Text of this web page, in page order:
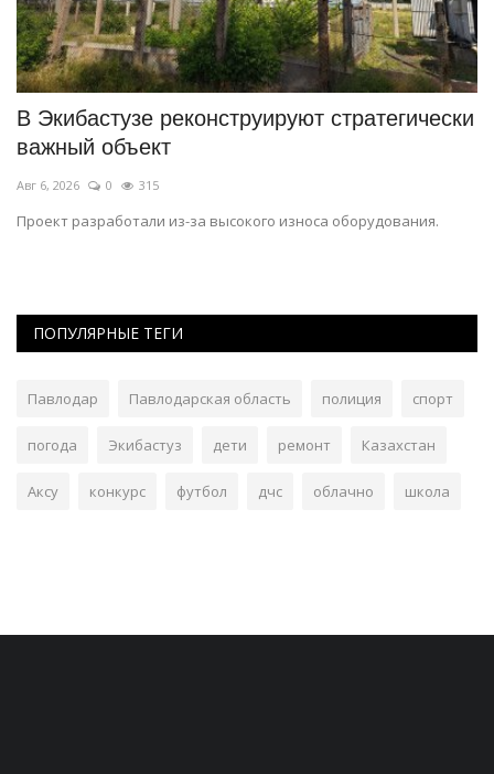
В Экибастузе реконструируют стратегически
важный объект
Авг 6, 2026 0 315
Проект разработали из-за высокого износа оборудования.
ПОПУЛЯРНЫЕ ТЕГИ
Павлодар Павлодарская область полиция спорт
погода Экибастуз дети ремонт Казахстан
Аксу конкурс футбол дчс облачно школа